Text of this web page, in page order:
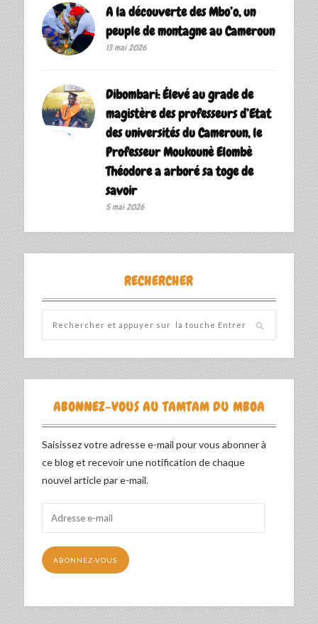
A la découverte des Mbo’o, un
peuple de montagne au Cameroun
13 mai 2026
Dibombari: Élevé au grade de
magistère des professeurs d’Etat
des universités du Cameroun, le
Professeur Moukounè Elombè
Théodore a arboré sa toge de
savoir ‎
5 mai 2026
RECHERCHER
ABONNEZ-VOUS AU TAMTAM DU MBOA
Saisissez votre adresse e-mail pour vous abonner à
ce blog et recevoir une notification de chaque
nouvel article par e-mail.
Adresse
e-
mail
ABONNEZ-VOUS